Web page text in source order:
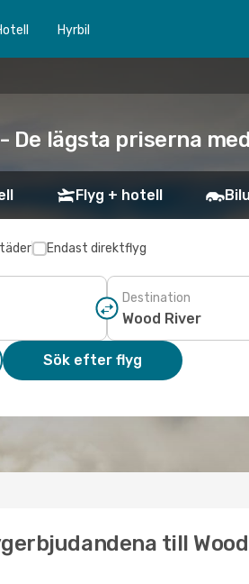
Hyrbil
De lägsta priserna
Flyg + hotell
Endast direktflyg
Destination
Sök efter flyg
till